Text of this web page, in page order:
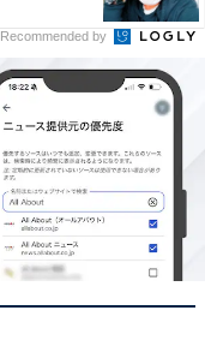
Recommended by